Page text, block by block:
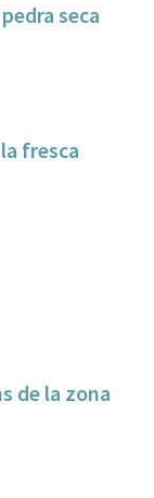
seca
fresca
de la zona